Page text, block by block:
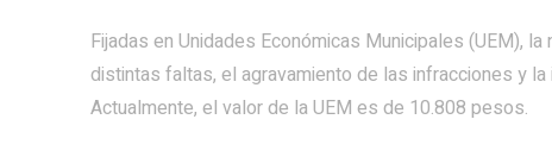
Fijadas en Unidades Económicas Municipales (UEM),
distintas faltas, el agravamiento de las infracciones y
Actualmente, el valor de la UEM es de 10.808 pesos.